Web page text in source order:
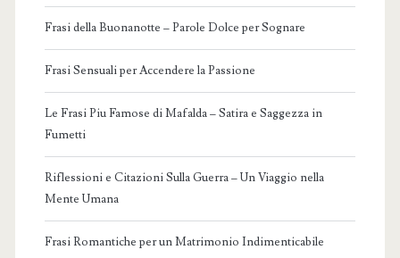
Frasi della Buonanotte – Parole Dolce per Sognare
Frasi Sensuali per Accendere la Passione
Le Frasi Piu Famose di Mafalda – Satira e Saggezza in
Fumetti
Riflessioni e Citazioni Sulla Guerra – Un Viaggio nella
Mente Umana
Frasi Romantiche per un Matrimonio Indimenticabile